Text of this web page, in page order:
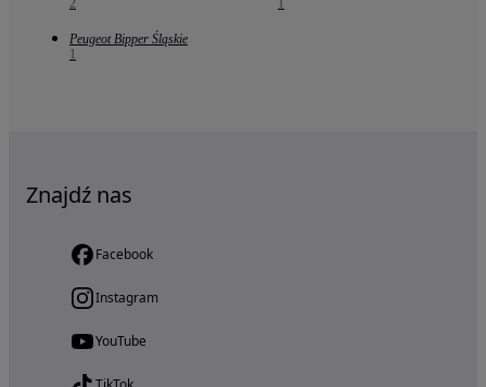
2
1
Peugeot Bipper Śląskie
1
Znajdź nas
Facebook
Instagram
YouTube